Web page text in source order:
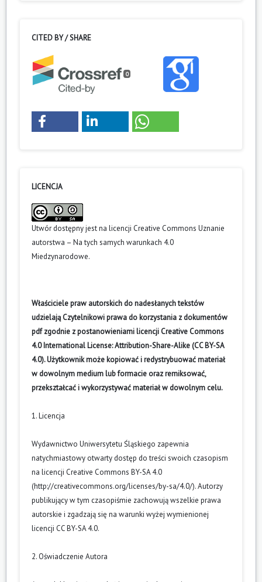
CITED BY / SHARE
0
LICENCJA
Utwór dostępny jest na licencji Creative Commons Uznanie
autorstwa – Na tych samych warunkach 4.0
Miedzynarodowe.
Właściciele praw autorskich do nadesłanych tekstów
udzielają Czytelnikowi prawa do korzystania z dokumentów
pdf zgodnie z postanowieniami licencji Creative Commons
4.0 International License: Attribution-Share-Alike (CC BY-SA
4.0). Użytkownik może kopiować i redystrybuować materiał
w dowolnym medium lub formacie oraz remiksować,
przekształcać i wykorzystywać materiał w dowolnym celu.
1. Licencja
Wydawnictwo Uniwersytetu Śląskiego zapewnia
natychmiastowy otwarty dostęp do treści swoich czasopism
na licencji Creative Commons BY-SA 4.0
(http://creativecommons.org/licenses/by-sa/4.0/). Autorzy
publikujący w tym czasopiśmie zachowują wszelkie prawa
autorskie i zgadzają się na warunki wyżej wymienionej
licencji CC BY-SA 4.0.
2. Oświadczenie Autora